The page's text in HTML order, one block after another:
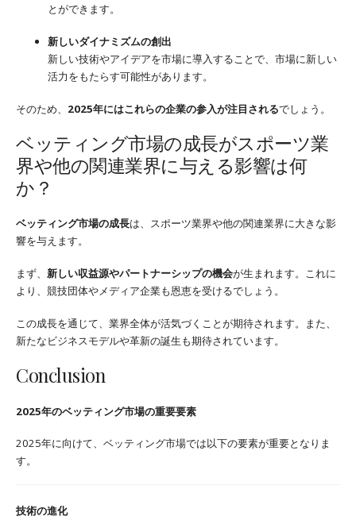
とができます。
新しいダイナミズムの創出
新しい技術やアイデアを市場に導入することで、市場に新しい
活力をもたらす可能性があります。
そのため、 2025年にはこれらの企業の参入が注目されるでしょう。
ベッティング市場の成長がスポーツ業
界や他の関連業界に与える影響は何
か？
ベッティング市場の成長は、スポーツ業界や他の関連業界に大きな影
響を与えます。
まず、 新しい収益源やパートナーシップの機会が生まれます。これに
より、競技団体やメディア企業も恩恵を受けるでしょう。
この成長を通じて、業界全体が活気づくことが期待されます。また、
新たなビジネスモデルや革新の誕生も期待されています。
Conclusion
2025年のベッティング市場の重要要素
2025年に向けて、ベッティング市場では以下の要素が重要となりま
す。
技術の進化